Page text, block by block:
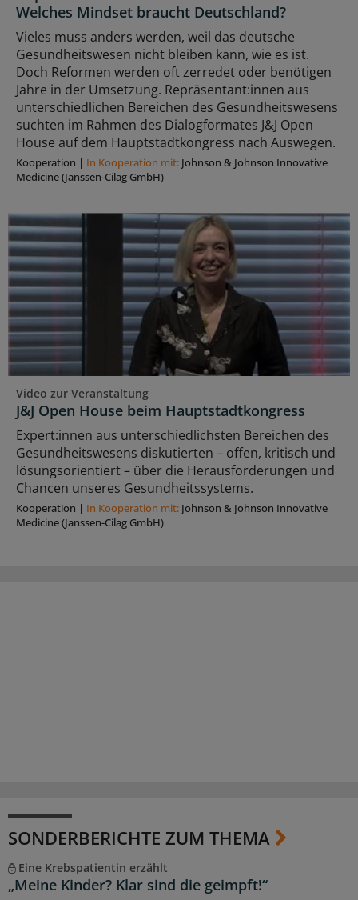
Welches Mindset braucht Deutschland?
Vieles muss anders werden, weil das deutsche
Gesundheitswesen nicht bleiben kann, wie es ist.
Doch Reformen werden oft zerredet oder benötigen
Jahre in der Umsetzung. Repräsentant:innen aus
unterschiedlichen Bereichen des Gesundheitswesens
suchten im Rahmen des Dialogformates J&J Open
House auf dem Hauptstadtkongress nach Auswegen.
Kooperation | In Kooperation mit: Johnson & Johnson Innovative
Medicine (Janssen-Cilag GmbH)
Video zur Veranstaltung
J&J Open House beim Hauptstadtkongress
Expert:innen aus unterschiedlichsten Bereichen des
Gesundheitswesens diskutierten – offen, kritisch und
lösungsorientiert – über die Herausforderungen und
Chancen unseres Gesundheitssystems.
Kooperation | In Kooperation mit: Johnson & Johnson Innovative
Medicine (Janssen-Cilag GmbH)
SONDERBERICHTE ZUM THEMA
Eine Krebspatientin erzählt
„Meine Kinder? Klar sind die geimpft!“